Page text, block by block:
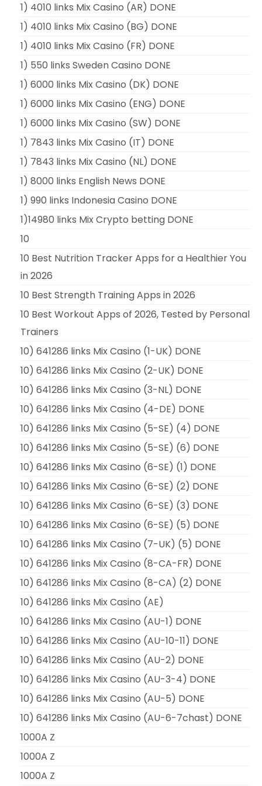
1) 4010 links Mix Casino (AR) DONE
1) 4010 links Mix Casino (BG) DONE
1) 4010 links Mix Casino (FR) DONE
1) 550 links Sweden Casino DONE
1) 6000 links Mix Casino (DK) DONE
1) 6000 links Mix Casino (ENG) DONE
1) 6000 links Mix Casino (SW) DONE
1) 7843 links Mix Casino (IT) DONE
1) 7843 links Mix Casino (NL) DONE
1) 8000 links English News DONE
1) 990 links Indonesia Casino DONE
1)14980 links Mix Crypto betting DONE
10
10 Best Nutrition Tracker Apps for a Healthier You
in 2026
10 Best Strength Training Apps in 2026
10 Best Workout Apps of 2026, Tested by Personal
Trainers
10) 641286 links Mix Casino (1-UK) DONE
10) 641286 links Mix Casino (2-UK) DONE
10) 641286 links Mix Casino (3-NL) DONE
10) 641286 links Mix Casino (4-DE) DONE
10) 641286 links Mix Casino (5-SE) (4) DONE
10) 641286 links Mix Casino (5-SE) (6) DONE
10) 641286 links Mix Casino (6-SE) (1) DONE
10) 641286 links Mix Casino (6-SE) (2) DONE
10) 641286 links Mix Casino (6-SE) (3) DONE
10) 641286 links Mix Casino (6-SE) (5) DONE
10) 641286 links Mix Casino (7-UK) (5) DONE
10) 641286 links Mix Casino (8-CA-FR) DONE
10) 641286 links Mix Casino (8-CA) (2) DONE
10) 641286 links Mix Casino (AE)
10) 641286 links Mix Casino (AU-1) DONE
10) 641286 links Mix Casino (AU-10-11) DONE
10) 641286 links Mix Casino (AU-2) DONE
10) 641286 links Mix Casino (AU-3-4) DONE
10) 641286 links Mix Casino (AU-5) DONE
10) 641286 links Mix Casino (AU-6-7chast) DONE
1000A Z
1000A Z
1000A Z